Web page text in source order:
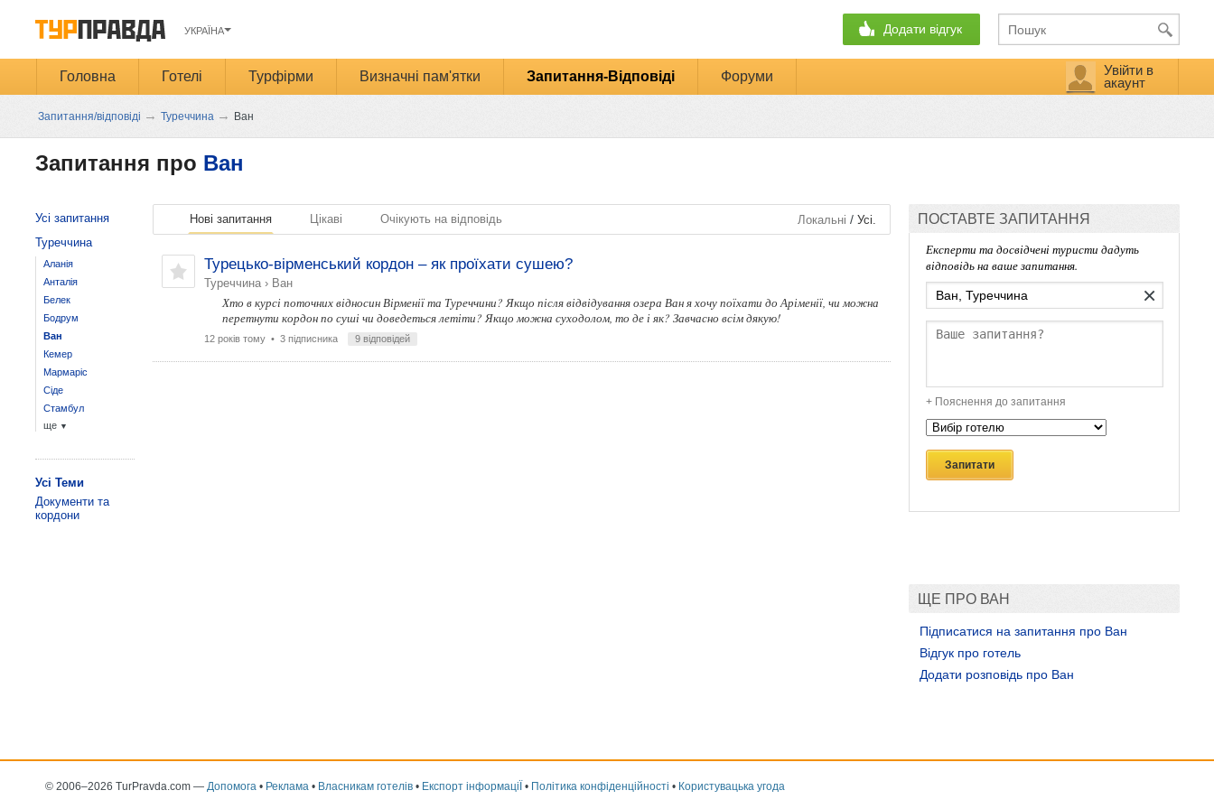
УКРАЇНА Додати відгук
Головна Готелі Турфірми Визначні пам'ятки Запитання-Відповіді Форуми
Увійти в
акаунт
Запитання/відповіді → Туреччина → Ван
Запитання про Ван
ПОСТАВТЕ ЗАПИТАННЯ
Експерти та досвідчені туристи дадуть
відповідь на ваше запитання.
×
+ Пояснення до запитання
Запитати
ЩЕ ПРО ВАН
Підписатися на запитання про Ван
Відгук про готель
Додати розповідь про Ван
Нові запитання Цікаві Очікують на відповідь Локальні / Усі.
Турецько-вірменський кордон – як проїхати сушею?
Туреччина› Ван
Хто в курсі поточних відносин Вірменії та Туреччини? Якщо після відвідування озера Ван я хочу поїхати до Аріменії, чи можна
перетнути кордон по суші чи доведеться летіти? Якщо можна суходолом, то де і як? Завчасно всім дякую!
12 років тому• 3 підписника 9 відповідей
Усі запитання
Туреччина
Аланія
Анталія
Белек
Бодрум
Ван
Кемер
Мармаріс
Сіде
Стамбул
ще ▼
Усі Теми
Документи та
кордони
© 2006–2026 TurPravda.com — Допомога • Реклама • Власникам готелів • Експорт інформаціЇ • Політика конфіденційності • Користувацька угода